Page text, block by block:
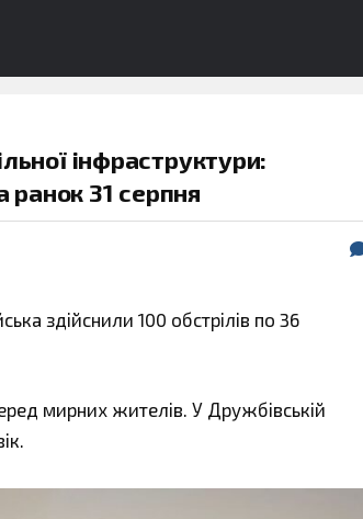
інфраструктури:
ранок 31 серпня
здійснили 100 обстрілів по 36
мирних жителів. У Дружбівській